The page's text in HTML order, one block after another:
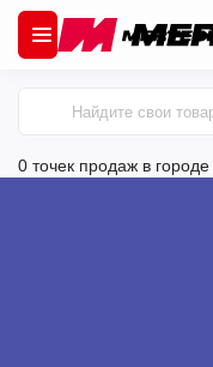
0 точек продаж в городе